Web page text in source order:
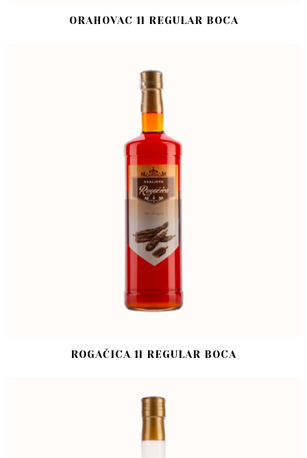
ORAHOVAC 1l REGULAR BOCA
ROGAČICA 1l REGULAR BOCA